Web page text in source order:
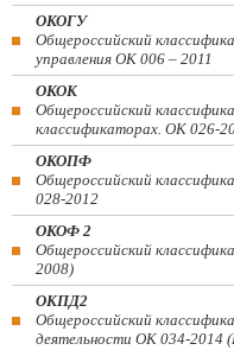
ОКОГУ
Общероссийский
управления ОК 006 – 2011
ОКОК
Общероссийский
классификаторах. ОК 026-
ОКОПФ
Общероссийский
028-2012
ОКОФ 2
Общероссийский
2008)
ОКПД2
Общероссийский
деятельности ОК 034-2014